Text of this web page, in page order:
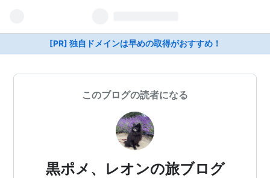
[PR] 独自ドメインは早めの取得がおすすめ！
このブログの読者になる
黒ポメ、レオンの旅ブログ